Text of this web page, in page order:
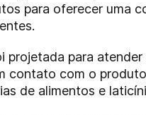
para oferecer uma
para
contato com o
de alimentos e